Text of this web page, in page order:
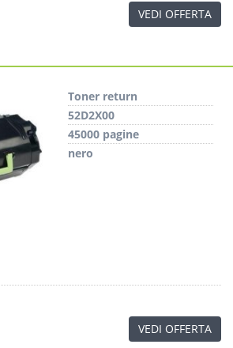
VEDI OFFERTA
Toner return
52D2X00
45000 pagine
nero
VEDI OFFERTA